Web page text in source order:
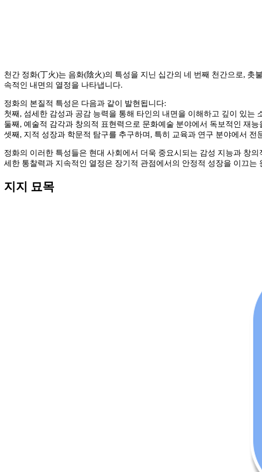
천간 정화(丁火)는 음화(陰火)의 특성을 지닌 십간의 네 번째 천간으로,
속적인 내면의 열정을 나타냅니다.
정화의 본질적 특성은 다음과 같이 발현됩니다:
첫째, 섬세한 감성과 공감 능력을 통해 타인의 내면을 이해하고 깊이 있는
둘째, 예술적 감각과 창의적 표현력으로 문화예술 분야에서 독보적인 재능
셋째, 지적 성장과 학문적 탐구를 추구하며, 특히 교육과 연구 분야에서 전
정화의 이러한 특성들은 현대 사회에서 더욱 중요시되는 감성 지능과 창
세한 통찰력과 지속적인 열정은 장기적 관점에서의 안정적 성장을 이끄는
지지 묘목